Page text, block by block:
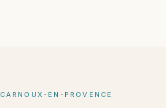
CARNOUX-EN-PROVENCE